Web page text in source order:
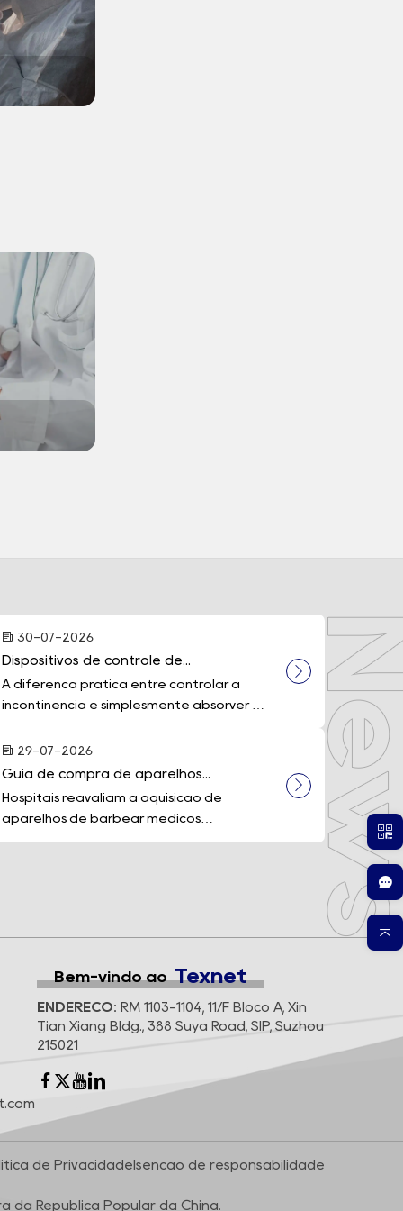
30-07-2026
Dispositivos de controle de...
A diferença prática entre controlar a
incontinência e simplesmente absorver as
29-07-2026
Guia de compra de aparelhos...
Hospitais reavaliam a aquisição de
aparelhos de barbear médicos
Bem-vindo ao Texnet
ENDEREÇO: RM 1103-1104, 11/F Bloco A, Xin
Tian Xiang Bldg., 388 Suya Road, SIP, Suzhou
215021
de Privacidade Isenção de responsabilidade
da República Popular da China.